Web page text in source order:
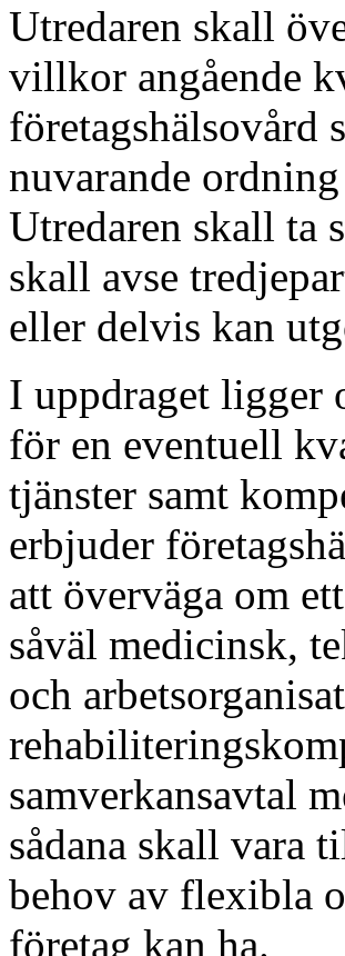
Utredaren skall
villkor angående
företagshälsovård
nuvarande
Utredaren skall ta
skall avse
eller delvis kan
I uppdraget ligger
för en eventuell
tjänster samt
erbjuder
att överväga om
såväl medicinsk,
och
samverkansavtal
sådana skall vara
behov av flexibla
företag kan ha.